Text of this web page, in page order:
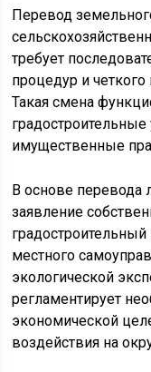
Перевод
требует
процедур и
Такая смена
имущественные
В основе перевода
заявление
градостроительный
местного
экологической
регламентирует
экономической
воздействия на